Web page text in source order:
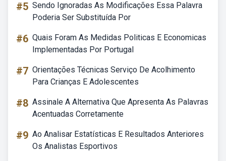
#5 Sendo Ignoradas As Modificações Essa Palavra
Poderia Ser Substituída Por
#6 Quais Foram As Medidas Politicas E Economicas
Implementadas Por Portugal
#7 Orientações Técnicas Serviço De Acolhimento
Para Crianças E Adolescentes
#8 Assinale A Alternativa Que Apresenta As Palavras
Acentuadas Corretamente
#9 Ao Analisar Estatísticas E Resultados Anteriores
Os Analistas Esportivos